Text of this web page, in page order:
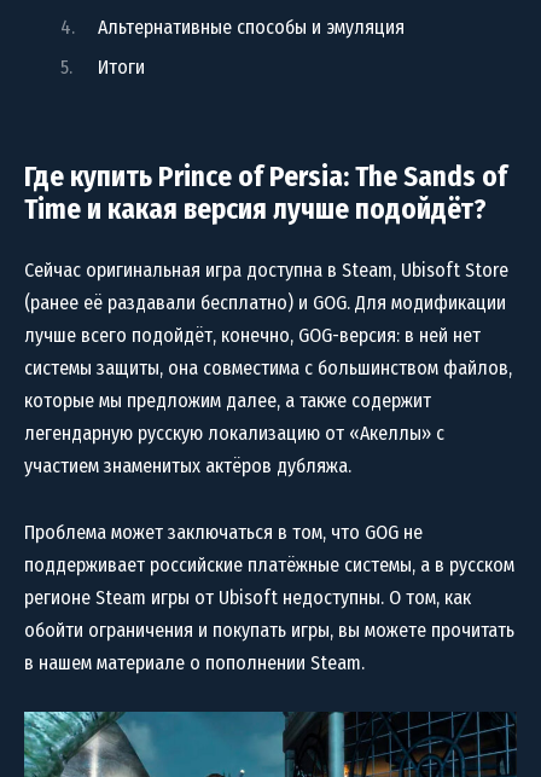
Альтернативные способы и эмуляция
Итоги
Где купить Prince of Persia: The Sands of
Time и какая версия лучше подойдёт?
Сейчас оригинальная игра доступна в Steam, Ubisoft Store
(ранее её раздавали бесплатно) и GOG. Для модификации
лучше всего подойдёт, конечно, GOG-версия: в ней нет
системы защиты, она совместима с большинством файлов,
которые мы предложим далее, а также содержит
легендарную русскую локализацию от «Акеллы» с
участием знаменитых актёров дубляжа.
Проблема может заключаться в том, что GOG не
поддерживает российские платёжные системы, а в русском
регионе Steam игры от Ubisoft недоступны. О том, как
обойти ограничения и покупать игры, вы можете прочитать
в нашем материале о пополнении Steam.